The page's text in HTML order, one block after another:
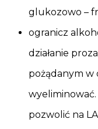
glukozowo –
ogranicz
działanie
pożądanym w
wyeliminować.
pozwolić na